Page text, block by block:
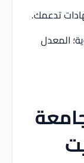
تدعمك.
المعدل